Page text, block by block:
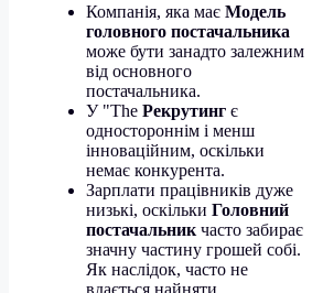
Компанія, яка має Модель
головного постачальника
може бути занадто залежним
від основного
постачальника.
У "The Рекрутинг є
одностороннім і менш
інноваційним, оскільки
немає конкурента.
Зарплати працівників дуже
низькі, оскільки Головний
постачальник часто забирає
значну частину грошей собі.
Як наслідок, часто не
вдається найняти